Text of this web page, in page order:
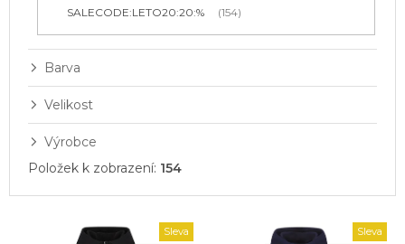
SALECODE:LETO20:20:% 154
Barva
Velikost
Výrobce
Položek k zobrazení: 154
Sleva
Sleva